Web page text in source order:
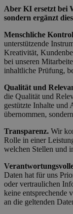
Aber KI ersetzt bei
sondern ergänzt
Menschliche
unterstützende
Kreativität,
bei unseren
inhaltliche Prüfung,
Qualität und
die Qualität und
gestützte Inhalte und
übernommen,
Transparenz. Wir
Rolle in einer
welchen Stellen und
Daten hat für uns
oder vertraulichen
keine entsprechende
an die geltenden